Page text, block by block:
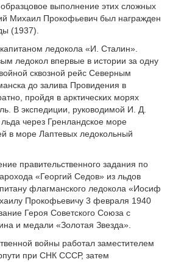
выполнение этих сложных
Михаил Прокофьевич был награжден
(1937).
ледокола «И. Сталин».
ледокол впервые в истории за одну
сквозной рейс Северным
до залива Провидения в
пройдя в арктических морях
В экспедиции, руководимой И. Д.
через Гренландское море
в море Лаптевых ледокольный
правительственного задания по
«Георгий Седов» из льдов
флагманского ледокола «Иосиф
Прокофьевичу 3 февраля 1940
Героя Советского Союза с
и медали «Золотая Звезда».
войны работал заместителем
при СНК СССР, затем